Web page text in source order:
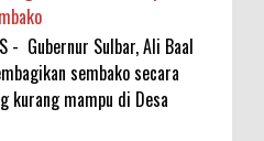
- Gubernur Sulbar, Ali Baal
sembako secara
kurang mampu di Desa